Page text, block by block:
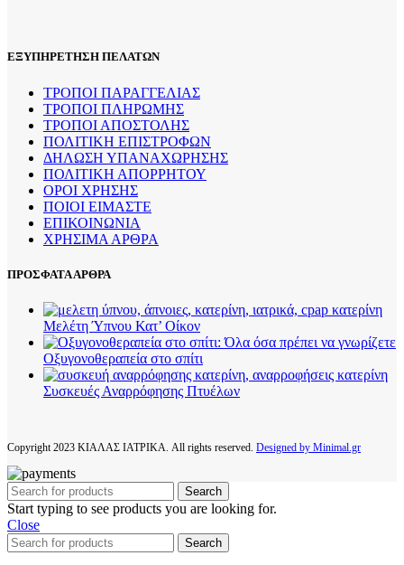
ΕΞΥΠΗΡΕΤΗΣΗ ΠΕΛΑΤΩΝ
ΤΡΟΠΟΙ ΠΑΡΑΓΓΕΛΙΑΣ
ΤΡΟΠΟΙ ΠΛΗΡΩΜΗΣ
ΤΡΟΠΟΙ ΑΠΟΣΤΟΛΗΣ
ΠΟΛΙΤΙΚΗ ΕΠΙΣΤΡΟΦΩΝ
ΔΗΛΩΣΗ ΥΠΑΝΑΧΩΡΗΣΗΣ
ΠΟΛΙΤΙΚΗ ΑΠΟΡΡΗΤΟΥ
ΟΡΟΙ ΧΡΗΣΗΣ
ΠΟΙΟΙ ΕΙΜΑΣΤΕ
ΕΠΙΚΟΙΝΩΝΙΑ
ΧΡΗΣΙΜΑ ΑΡΘΡΑ
ΠΡΟΣΦΑΤΑ ΑΡΘΡΑ
Μελέτη Ύπνου Κατ’ Οίκον
Οξυγονοθεραπεία στο σπίτι
Συσκευές Αναρρόφησης Πτυέλων
Copyright2023 ΚΙΑΛΑΣ ΙΑΤΡΙΚΑ. All rights reserved. Designed by Minimal.gr
Search
Start typing to see products you are looking for.
Close
Search